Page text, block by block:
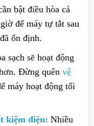
bật điều hòa cả
để máy tự tắt sau
ổn định.
sạch sẽ hoạt động
Đừng quên vệ
máy hoạt động tối
kiệm điện: Nhiều